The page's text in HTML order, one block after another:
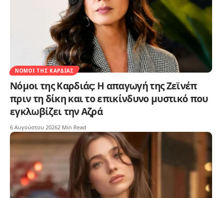
ΝΌΜΟΙ ΤΗΣ ΚΑΡΔΙΆΣ
Νόμοι της Καρδιάς: Η απαγωγή της Ζεϊνέπ
πριν τη δίκη και το επικίνδυνο μυστικό που
εγκλωβίζει την Αζρά
6 Αυγούστου 20262 Min Read